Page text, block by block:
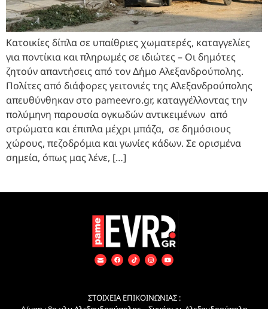
Κατοικίες δίπλα σε υπαίθριες χωματερές, καταγγελίες
για ποντίκια και πληρωμές σε ιδιώτες – Οι δημότες
ζητούν απαντήσεις από τον Δήμο Αλεξανδρούπολης.
Πολίτες από διάφορες γειτονιές της Αλεξανδρούπολης
απευθύνθηκαν στο pameevro.gr, καταγγέλλοντας την
πολύμηνη παρουσία ογκωδών αντικειμένων από
στρώματα και έπιπλα μέχρι μπάζα, σε δημόσιους
χώρους, πεζοδρόμια και γωνίες κάδων. Σε ορισμένα
σημεία, όπως μας λένε, […]
ΣΤΟΙΧΕΙΑ ΕΠΙΚΟΙΝΩΝΙΑΣ :